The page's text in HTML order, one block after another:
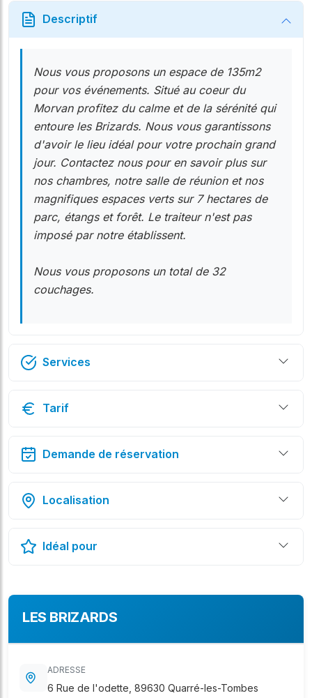
Descriptif
Nous vous proposons un espace de 135m2
pour vos événements. Situé au coeur du
Morvan profitez du calme et de la sérénité qui
entoure les Brizards. Nous vous garantissons
d'avoir le lieu idéal pour votre prochain grand
jour. Contactez nous pour en savoir plus sur
nos chambres, notre salle de réunion et nos
magnifiques espaces verts sur 7 hectares de
parc, étangs et forêt. Le traiteur n'est pas
imposé par notre établissent.
Nous vous proposons un total de 32
couchages.
Services
Tarif
Demande de réservation
Localisation
Idéal pour
LES BRIZARDS
ADRESSE
6 Rue de l'odette, 89630 Quarré-les-Tombes